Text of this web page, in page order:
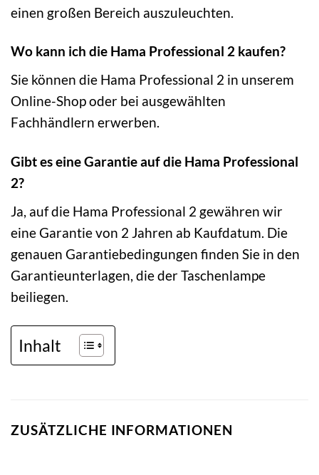
einen großen Bereich auszuleuchten.
Wo kann ich die Hama Professional 2 kaufen?
Sie können die Hama Professional 2 in unserem
Online-Shop oder bei ausgewählten
Fachhändlern erwerben.
Gibt es eine Garantie auf die Hama Professional
2?
Ja, auf die Hama Professional 2 gewähren wir
eine Garantie von 2 Jahren ab Kaufdatum. Die
genauen Garantiebedingungen finden Sie in den
Garantieunterlagen, die der Taschenlampe
beiliegen.
Inhalt
ZUSÄTZLICHE INFORMATIONEN